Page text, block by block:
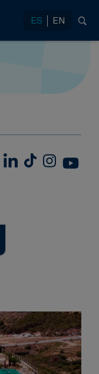
ES
EN